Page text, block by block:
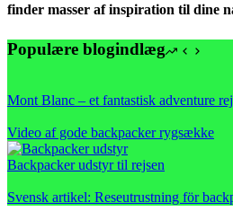
finder masser af inspiration til dine
Populære blogindlæg
Mont Blanc – et fantastisk adventure
Video af gode backpacker rygsække
Backpacker udstyr til rejsen
Svensk artikel: Reseutrustning för